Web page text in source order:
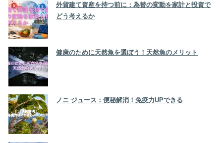
外貨建て資産を持つ前に：為替の変動を家計と投資で
どう考えるか
健康のために天然魚を選ぼう！天然魚のメリット
ノニ ジュース：便秘解消！免疫力UPできる